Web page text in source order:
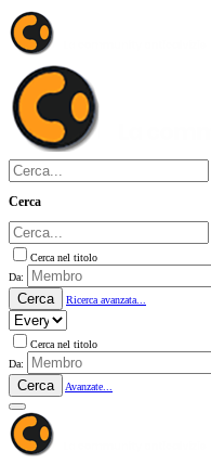
Cerca
Cerca nel titolo
Da:
Cerca Ricerca avanzata...
Cerca nel titolo
Da:
Cerca Avanzate...